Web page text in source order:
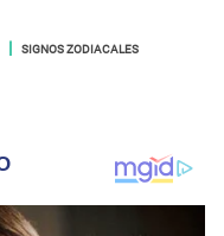
SIGNOS ZODIACALES